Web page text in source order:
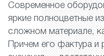
Современное
яркие полноцветные
сложном материале,
Причем его фактура